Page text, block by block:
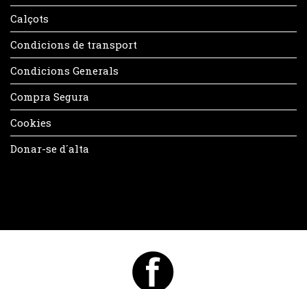
Calçots
Condicions de transport
Condicions Generals
Compra Segura
Cookies
Donar-se d´alta